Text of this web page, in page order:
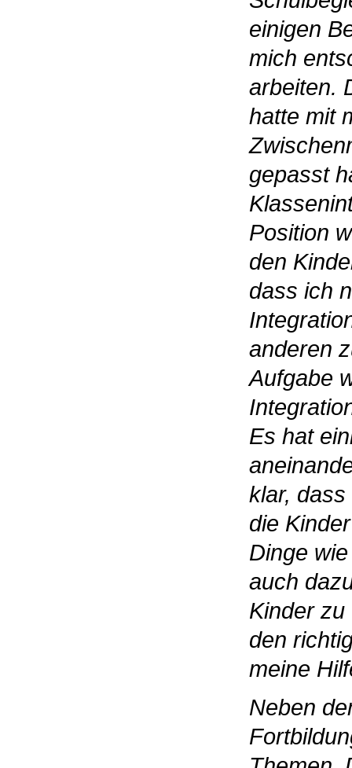
einigen
mich
arbeiten.
hatte mit
gepasst
Position
den
dass ich
anderen
Aufgabe
Es hat
klar,
die
Dinge
auch
Kinder
den
meine
Neben